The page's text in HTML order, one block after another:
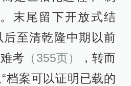
末尾留下开放式结
后至清乾隆中期以前
考 （355页）
，转而
档案可以证明已载的